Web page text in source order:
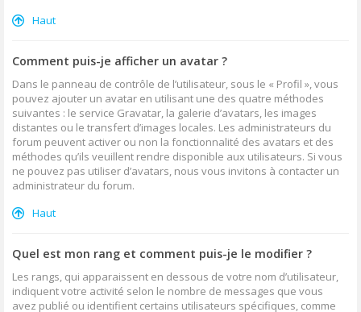
Haut
Comment puis-je afficher un avatar ?
Dans le panneau de contrôle de l’utilisateur, sous le « Profil », vous
pouvez ajouter un avatar en utilisant une des quatre méthodes
suivantes : le service Gravatar, la galerie d’avatars, les images
distantes ou le transfert d’images locales. Les administrateurs du
forum peuvent activer ou non la fonctionnalité des avatars et des
méthodes qu’ils veuillent rendre disponible aux utilisateurs. Si vous
ne pouvez pas utiliser d’avatars, nous vous invitons à contacter un
administrateur du forum.
Haut
Quel est mon rang et comment puis-je le modifier ?
Les rangs, qui apparaissent en dessous de votre nom d’utilisateur,
indiquent votre activité selon le nombre de messages que vous
avez publié ou identifient certains utilisateurs spécifiques, comme